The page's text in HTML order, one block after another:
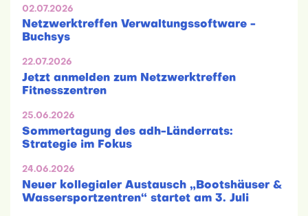
02.07.2026
Netzwerktreffen Verwaltungssoftware -
Buchsys
22.07.2026
Jetzt anmelden zum Netzwerktreffen
Fitnesszentren
25.06.2026
Sommertagung des adh-Länderrats:
Strategie im Fokus
24.06.2026
Neuer kollegialer Austausch „Bootshäuser &
Wassersportzentren“ startet am 3. Juli